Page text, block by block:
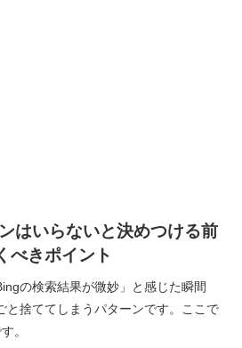
はいらないと決めつける前
べきポイント
の検索結果が微妙」と感じた瞬間
と捨ててしまうパターンです。ここで
。